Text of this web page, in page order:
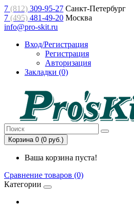
7 (812) 309-95-27 Санкт-Петербург
7 (495) 481-49-20 Москва
info@pro-skit.ru
Вход/Регистрация
Регистрация
Авторизация
Закладки (0)
Корзина 0 (0 руб.)
Ваша корзина пуста!
Сравнение товаров (0)
Категории